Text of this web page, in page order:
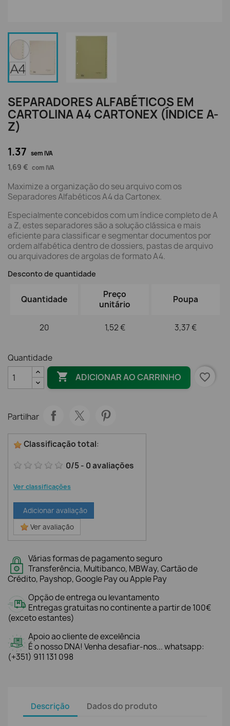
SEPARADORES ALFABÉTICOS EM
CARTOLINA A4 CARTONEX (ÍNDICE A-
Z)
1.37 sem IVA
1,69 € com IVA
Maximize a organização do seu arquivo com os
Separadores Alfabéticos A4 da Cartonex.
Especialmente concebidos com um índice completo de A
a Z, estes separadores são a solução clássica e mais
eficiente para classificar e segmentar documentos por
ordem alfabética dentro de dossiers, pastas de arquivo
ou arquivadores de argolas de formato A4.
Desconto de quantidade
Quantidade
Preço
unitário
Poupa
20 1,52 € 3,37 €
Quantidade
 ADICIONAR AO CARRINHO favorite_border
Partilhar
Classificação total:
0/5- 0avaliações
Ver classificações
Adicionar avaliação
Ver avaliação
Várias formas de pagamento seguro
Transferência, Multibanco, MBWay, Cartão de
Crédito, Payshop, Google Pay ou Apple Pay
Opção de entrega ou levantamento
Entregas gratuitas no continente a partir de 100€
(exceto estantes)
Apoio ao cliente de excelência
É o nosso DNA! Venha desafiar-nos... whatsapp:
(+351) 911 131 098
Descrição Dados do produto